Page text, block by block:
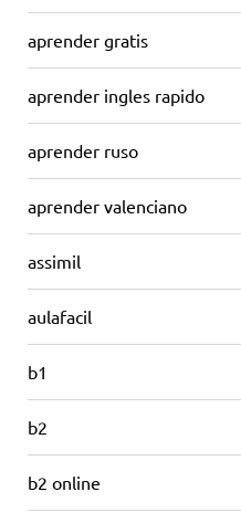
aprender gratis
aprender ingles rapido
aprender ruso
aprender valenciano
assimil
aulafacil
b1
b2
b2 online